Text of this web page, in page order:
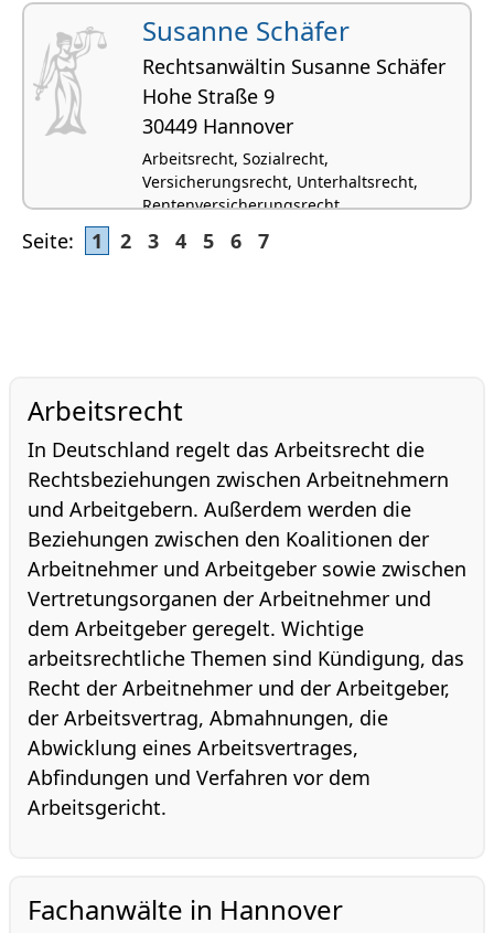
Susanne Schäfer
Rechtsanwältin Susanne Schäfer
Hohe Straße 9
30449 Hannover
Arbeitsrecht, Sozialrecht,
Versicherungsrecht, Unterhaltsrecht,
Rentenversicherungsrecht
Seite: 1 2 3 4 5 6 7
Arbeitsrecht
In Deutschland regelt das Arbeitsrecht die
Rechtsbeziehungen zwischen Arbeitnehmern
und Arbeitgebern. Außerdem werden die
Beziehungen zwischen den Koalitionen der
Arbeitnehmer und Arbeitgeber sowie zwischen
Vertretungsorganen der Arbeitnehmer und
dem Arbeitgeber geregelt. Wichtige
arbeitsrechtliche Themen sind Kündigung, das
Recht der Arbeitnehmer und der Arbeitgeber,
der Arbeitsvertrag, Abmahnungen, die
Abwicklung eines Arbeitsvertrages,
Abfindungen und Verfahren vor dem
Arbeitsgericht.
Fachanwälte in Hannover